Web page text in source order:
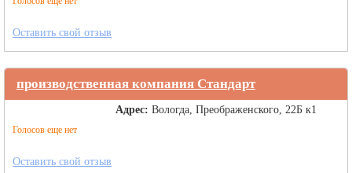
Оставить свой отзыв
производственная компания Стандарт
Голосов еще нет
Адрес: Вологда, Преображенского, 22Б к1
Оставить свой отзыв